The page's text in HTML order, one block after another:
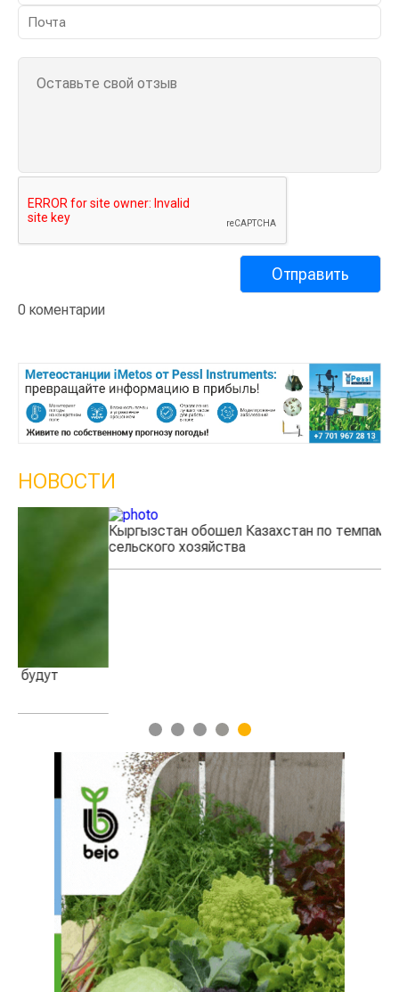
0 коментарии
НОВОСТИ
Кыргызстан обошел Казахстан по темпам роста
сельского хозяйства
1 2 3 4 5